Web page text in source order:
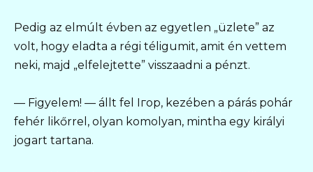
Pedig az elmúlt évben az egyetlen „üzlete” az
volt, hogy eladta a régi téligumit, amit én vettem
neki, majd „elfelejtette” visszaadni a pénzt.
— Figyelem! — állt fel Iгор, kezében a párás pohár
fehér likőrrel, olyan komolyan, mintha egy királyi
jogart tartana.